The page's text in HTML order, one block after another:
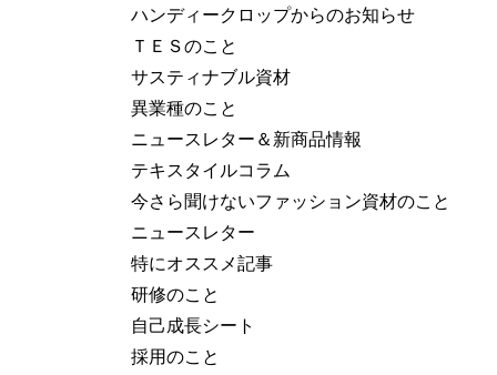
ハンディークロップからのお知らせ
ＴＥＳのこと
サスティナブル資材
異業種のこと
ニュースレター＆新商品情報
テキスタイルコラム
今さら聞けないファッション資材のこと
ニュースレター
特にオススメ記事
研修のこと
自己成長シート
採用のこと